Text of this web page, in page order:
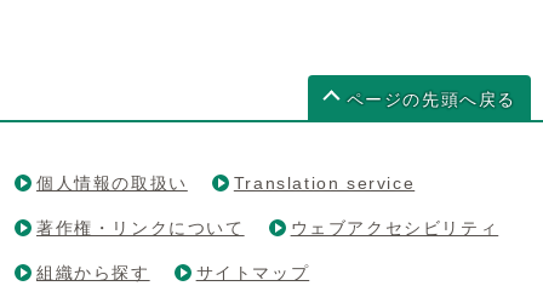
ページの先頭へ戻る
個人情報の取扱い Translation service
著作権・リンクについて ウェブアクセシビリティ
組織から探す サイトマップ